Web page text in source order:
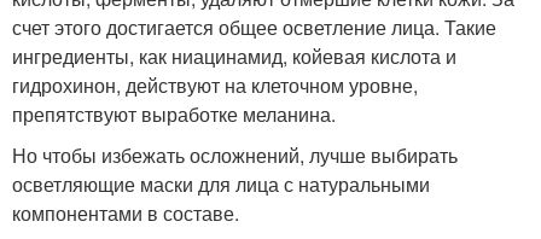
счет этого достигается общее осветление лица. Такие
ингредиенты, как ниацинамид, койевая кислота и
гидрохинон, действуют на клеточном уровне,
препятствуют выработке меланина.
Но чтобы избежать осложнений, лучше выбирать
осветляющие маски для лица с натуральными
компонентами в составе.